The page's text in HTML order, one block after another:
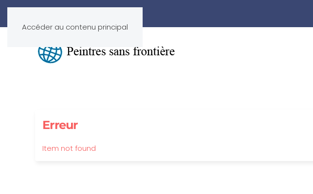
Accéder au contenu principal
Erreur
Item not found